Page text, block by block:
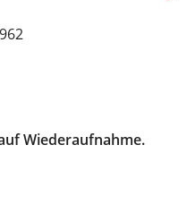
Wiederaufnahme.